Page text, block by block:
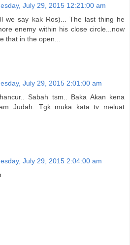
July 29, 2015 12:21:00 am
we say kak Ros)... The last thing he
enemy within his close circle...now
that in the open...
July 29, 2015 2:01:00 am
Sabah tsm.. Baka Akan kena
Judah. Tgk muka kata tv meluat
July 29, 2015 2:04:00 am